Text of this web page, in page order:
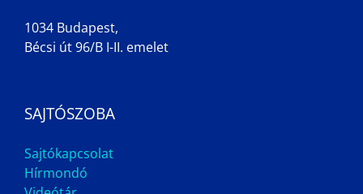
1034 Budapest,
Bécsi út 96/B I-II. emelet
SAJTÓSZOBA
Sajtókapcsolat
Hírmondó